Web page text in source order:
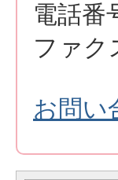
電話番
ファク
お問い